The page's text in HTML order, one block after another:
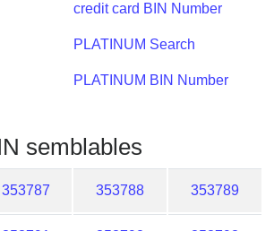
credit card BIN Number
PLATINUM Search
PLATINUM BIN Number
semblables
353787 353788 353789